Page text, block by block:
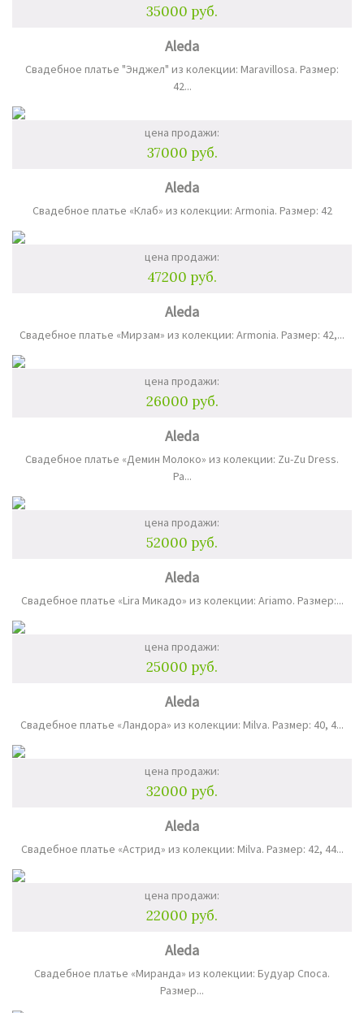
35000 руб.
Aleda
Свадебное платье "Энджел" из колекции: Maravillosa. Размер:
42...
цена продажи:
37000 руб.
Aleda
Свадебное платье «Клаб» из колекции: Armonia. Размер: 42
цена продажи:
47200 руб.
Aleda
Свадебное платье «Мирзам» из колекции: Armonia. Размер: 42,...
цена продажи:
26000 руб.
Aleda
Свадебное платье «Демин Молоко» из колекции: Zu-Zu Dress.
Ра...
цена продажи:
52000 руб.
Aleda
Свадебное платье «Lira Микадо» из колекции: Ariamo. Размер:...
цена продажи:
25000 руб.
Aleda
Свадебное платье «Ландора» из колекции: Milva. Размер: 40, 4...
цена продажи:
32000 руб.
Aleda
Свадебное платье «Астрид» из колекции: Milva. Размер: 42, 44...
цена продажи:
22000 руб.
Aleda
Свадебное платье «Миранда» из колекции: Будуар Споса.
Размер...